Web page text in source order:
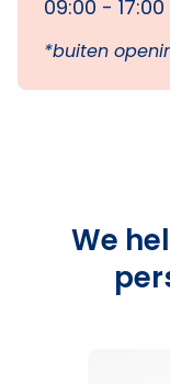
09:00 - 17:00
*buiten
We